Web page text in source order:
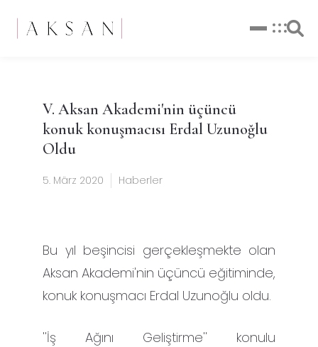
V. Aksan Akademi'nin üçüncü
konuk konuşmacısı Erdal Uzunoğlu
Oldu
5. März 2020 Haberler
Bu yıl beşincisi gerçekleşmekte olan
Aksan Akademi'nin üçüncü eğitiminde,
konuk konuşmacı Erdal Uzunoğlu oldu.
''İş Ağını Geliştirme'' konulu